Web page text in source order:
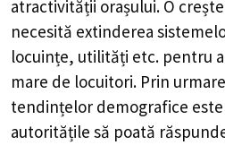
atractivității orașului. O
necesită extinderea
locuințe, utilități etc. pentru
mare de locuitori. Prin
tendințelor demografice
autoritățile să poată